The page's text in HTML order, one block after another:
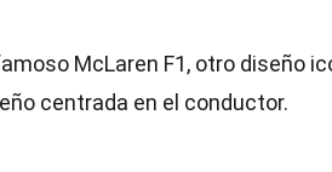
McLaren F1, otro diseño
centrada en el conductor.